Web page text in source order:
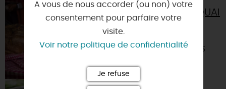
MARCHÉ DU QUAI
DU ROI -
45000 - ORLEANS
A vous de nous accorder (ou non) votre
consentement pour parfaire votre
visite.
Voir notre politique de confidentialité
Je refuse